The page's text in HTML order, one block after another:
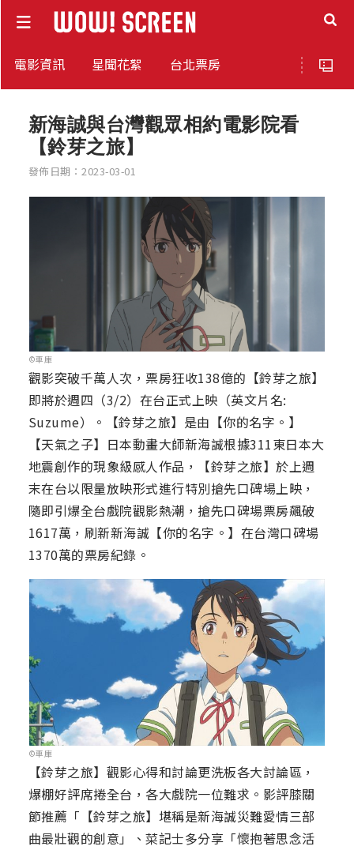
電影資訊 星聞花絮 台北票房
新海誠與台灣觀眾相約電影院看
【鈴芽之旅】
發佈日期：2023-03-01
©車庫
觀影突破千萬人次，票房狂收138億的【鈴芽之旅】
即將於週四（3/2）在台正式上映（英文片名:
Suzume）。【鈴芽之旅】是由【你的名字。】
【天氣之子】日本動畫大師新海誠根據311東日本大
地震創作的現象級感人作品，【鈴芽之旅】於上週
末在台以限量放映形式進行特別搶先口碑場上映，
隨即引爆全台戲院觀影熱潮，搶先口碑場票房飆破
1617萬，刷新新海誠【你的名字。】在台灣口碑場
1370萬的票房紀錄。
©車庫
【鈴芽之旅】觀影心得和討論更洗板各大討論區，
爆棚好評席捲全台，各大戲院一位難求。影評膝關
節推薦「【鈴芽之旅】堪稱是新海誠災難愛情三部
曲最壯觀的創意」、菜記士多分享「懷抱著思念活